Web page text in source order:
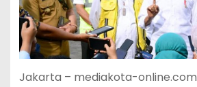
Jakarta – mediakota-online.com